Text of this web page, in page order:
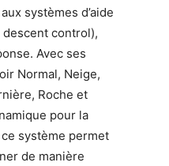
systèmes d’aide
control),
Avec ses
Normal, Neige,
Roche et
pour la
système permet
de manière